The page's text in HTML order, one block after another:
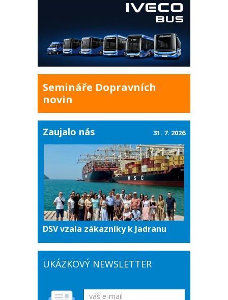
Semináře Dopravních
novin
Zaujalo nás
DSV vzala zákazníky k Jadranu
31. 7. 2026
UKÁZKOVÝ NEWSLETTER